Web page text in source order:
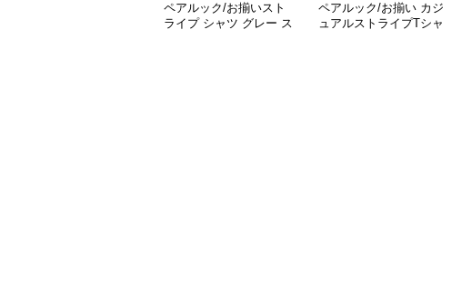
ペアルック/お揃いスト
ライプ シャツ グレー ス
ペアルック/お揃い カジ
ュアルストライプTシャ